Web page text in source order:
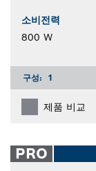
소비전력
800 W
구성: 1
제품 비교
PRO